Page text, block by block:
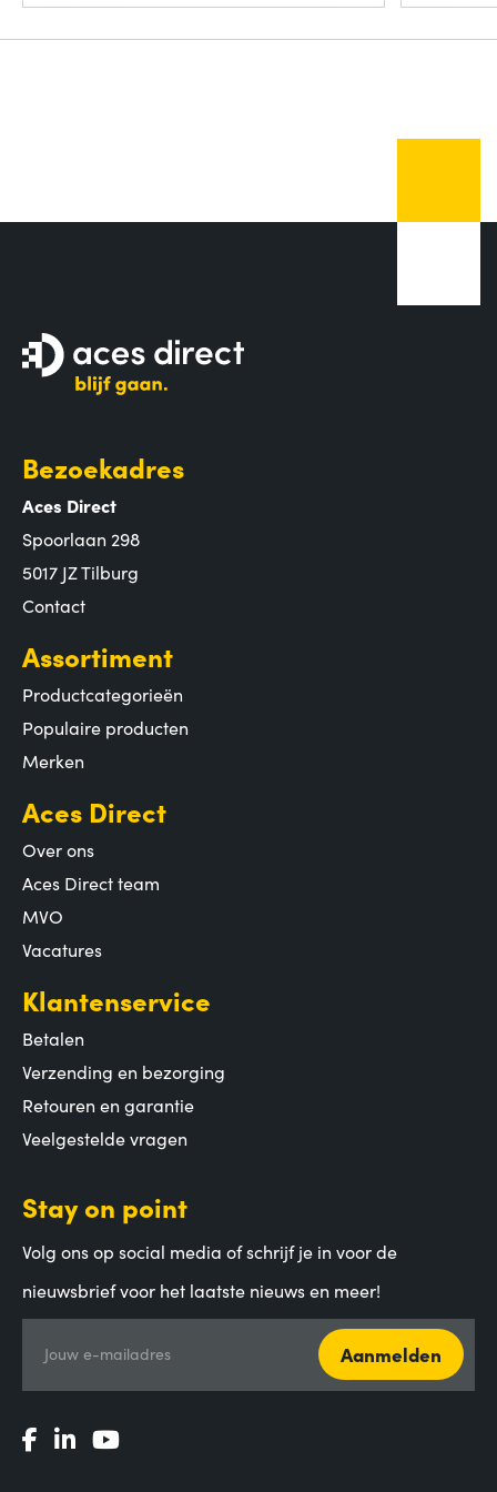
Bezoekadres
Aces Direct
Spoorlaan 298
5017 JZ Tilburg
Contact
Assortiment
Productcategorieën
Populaire producten
Merken
Aces Direct
Over ons
Aces Direct team
MVO
Vacatures
Klantenservice
Betalen
Verzending en bezorging
Retouren en garantie
Veelgestelde vragen
Stay on point
Volg ons op social media of schrijf je in voor de
nieuwsbrief voor het laatste nieuws en meer!
Jouw e-mailadres Aanmelden